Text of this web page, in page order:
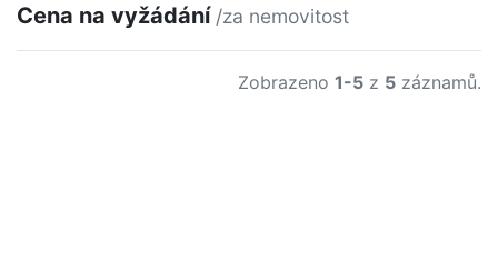
Cena na vyžádání /za nemovitost
Zobrazeno 1-5 z 5 záznamů.